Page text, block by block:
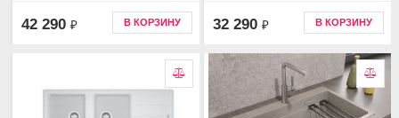
42 290 ₽ В КОРЗИНУ 32 290 ₽ В КОРЗИНУ